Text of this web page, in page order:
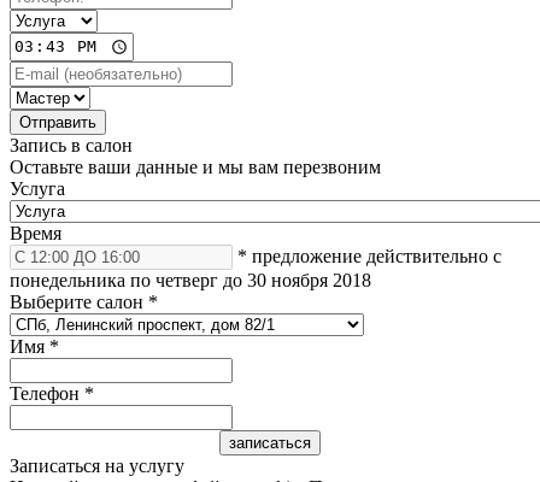
Запись в салон
Оставьте ваши данные и мы вам перезвоним
Услуга
Время
* предложение действительно с
понедельника по четверг до 30 ноября 2018
Выберите салон *
Имя *
Телефон *
Записаться на услугу